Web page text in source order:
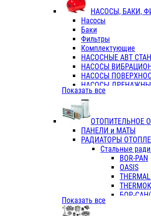
ТРОЙНИКИ
ТРОЙНИКИ С
КОЛЬЦА
ТРУБЫ НАПОРНЫЕ
ТРУБЫ
ТРУБЫ
НАСОСЫ, БАКИ,
Насосы
Баки
Фильтры
Комплектующие
НАСОСНЫЕ АВТ
НАСОСЫ
НАСОСЫ
НАСОСЫ
НАСОСЫ ПОВЫСИТ
НАСОСЫ
Показать все
ОТОПИТЕЛЬНОЕ
ПАНЕЛИ и МАТЫ
РАДИАТОРЫ
Стальные
BOR-PAN
OASIS
БОР-
Показать все